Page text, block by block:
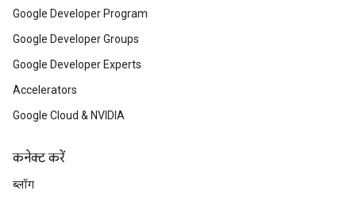
Google Developer Program
Google Developer Groups
Google Developer Experts
Accelerators
Google Cloud & NVIDIA
कनेक्ट करें
ब्लॉग